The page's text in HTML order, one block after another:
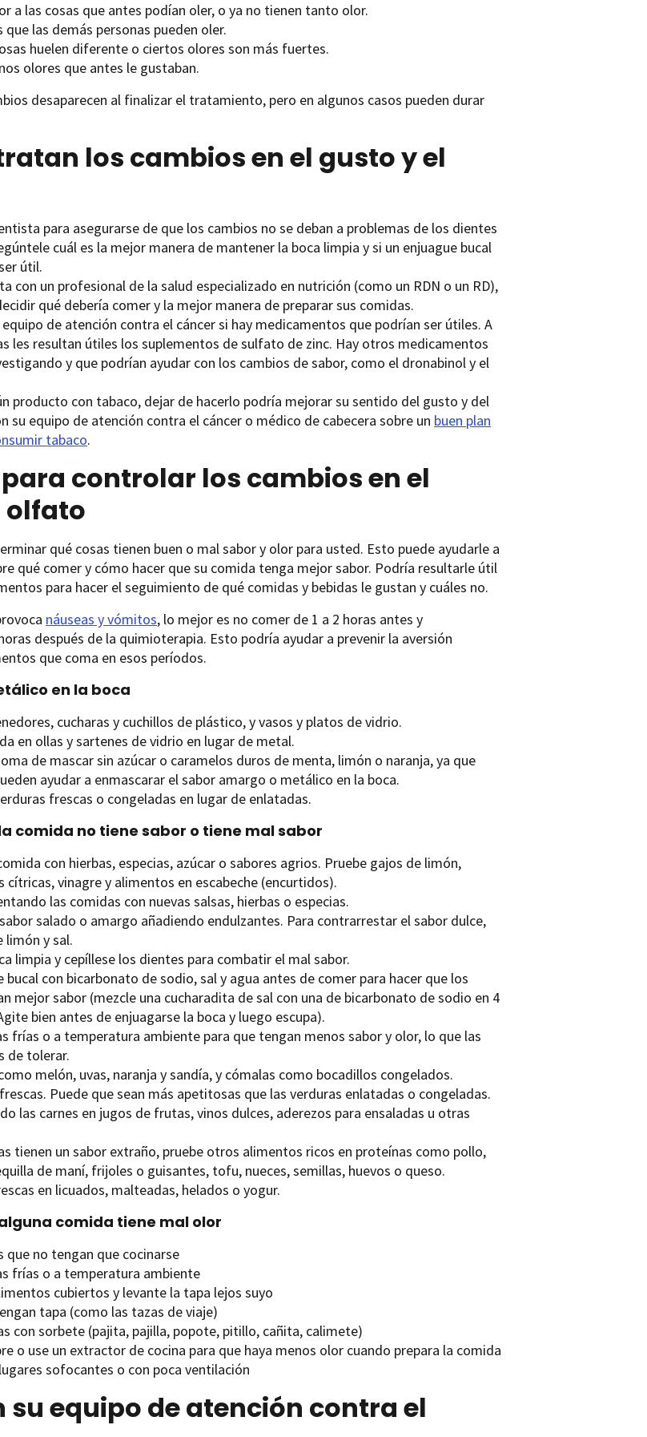
a las cosas que antes podían oler, o ya no tienen tanto olor.
que las demás personas pueden oler.
huelen diferente o ciertos olores son más fuertes.
olores que antes le gustaban.
desaparecen al finalizar el tratamiento, pero en algunos casos pueden durar
los cambios en el gusto y el
para asegurarse de que los cambios no se deban a problemas de los dientes
cuál es la mejor manera de mantener la boca limpia y si un enjuague bucal
útil.
con un profesional de la salud especializado en nutrición (como un RDN o un RD),
qué debería comer y la mejor manera de preparar sus comidas.
de atención contra el cáncer si hay medicamentos que podrían ser útiles. A
les resultan útiles los suplementos de sulfato de zinc. Hay otros medicamentos
y que podrían ayudar con los cambios de sabor, como el dronabinol y el
producto con tabaco, dejar de hacerlo podría mejorar su sentido del gusto y del
su equipo de atención contra el cáncer o médico de cabecera sobre un buen plan
tabaco.
controlar los cambios en el
olfato
qué cosas tienen buen o mal sabor y olor para usted. Esto puede ayudarle a
qué comer y cómo hacer que su comida tenga mejor sabor. Podría resultarle útil
para hacer el seguimiento de qué comidas y bebidas le gustan y cuáles no.
náuseas y vómitos, lo mejor es no comer de 1 a 2 horas antes y
después de la quimioterapia. Esto podría ayudar a prevenir la aversión
que coma en esos períodos.
en la boca
cucharas y cuchillos de plástico, y vasos y platos de vidrio.
en ollas y sartenes de vidrio en lugar de metal.
de mascar sin azúcar o caramelos duros de menta, limón o naranja, ya que
ayudar a enmascarar el sabor amargo o metálico en la boca.
frescas o congeladas en lugar de enlatadas.
comida no tiene sabor o tiene mal sabor
con hierbas, especias, azúcar o sabores agrios. Pruebe gajos de limón,
cítricas, vinagre y alimentos en escabeche (encurtidos).
las comidas con nuevas salsas, hierbas o especias.
salado o amargo añadiendo endulzantes. Para contrarrestar el sabor dulce,
limón y sal.
limpia y cepíllese los dientes para combatir el mal sabor.
bucal con bicarbonato de sodio, sal y agua antes de comer para hacer que los
mejor sabor (mezcle una cucharadita de sal con una de bicarbonato de sodio en 4
bien antes de enjuagarse la boca y luego escupa).
frías o a temperatura ambiente para que tengan menos sabor y olor, lo que las
de tolerar.
melón, uvas, naranja y sandía, y cómalas como bocadillos congelados.
Puede que sean más apetitosas que las verduras enlatadas o congeladas.
las carnes en jugos de frutas, vinos dulces, aderezos para ensaladas u otras
tienen un sabor extraño, pruebe otros alimentos ricos en proteínas como pollo,
de maní, frijoles o guisantes, tofu, nueces, semillas, huevos o queso.
en licuados, malteadas, helados o yogur.
comida tiene mal olor
que no tengan que cocinarse
frías o a temperatura ambiente
cubiertos y levante la tapa lejos suyo
tapa (como las tazas de viaje)
con sorbete (pajita, pajilla, popote, pitillo, cañita, calimete)
o use un extractor de cocina para que haya menos olor cuando prepara la comida
sofocantes o con poca ventilación
su equipo de atención contra el